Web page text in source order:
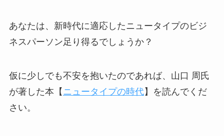
あなたは、新時代に適応したニュータイプのビジ
ネスパーソン足り得るでしょうか？
仮に少しでも不安を抱いたのであれば、山口 周氏
が著した本【 ニュータイプの時代】を読んでくだ
さい。